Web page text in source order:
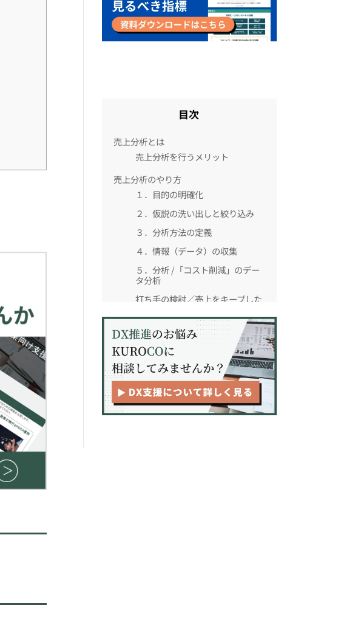
目次
売上分析とは
売上分析を行うメリット
売上分析のやり方
１．目的の明確化
２．仮説の洗い出しと絞り込み
３．分析方法の定義
４．情報（データ）の収集
５．分析 /「コスト削減」のデー
タ分析
打ち手の検討／売上をキープした
売上データ分析に活用できるツール
エクセル
CRM/SFA
BIツール